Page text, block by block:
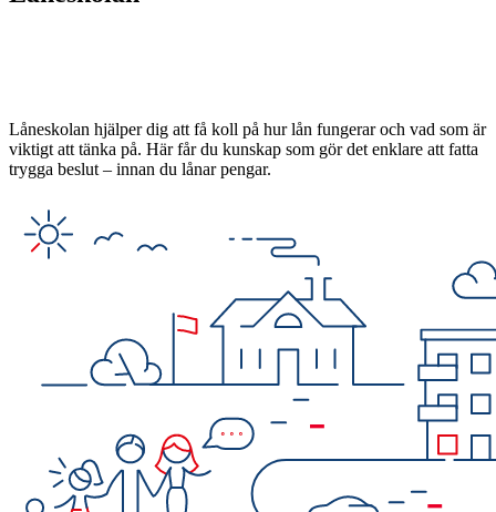
Låneskolan hjälper dig att få koll på hur lån fungerar och vad som är
viktigt att tänka på. Här får du kunskap som gör det enklare att fatta
trygga beslut – innan du lånar pengar.